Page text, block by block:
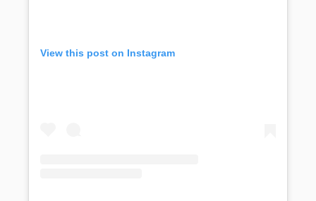
View this post on Instagram